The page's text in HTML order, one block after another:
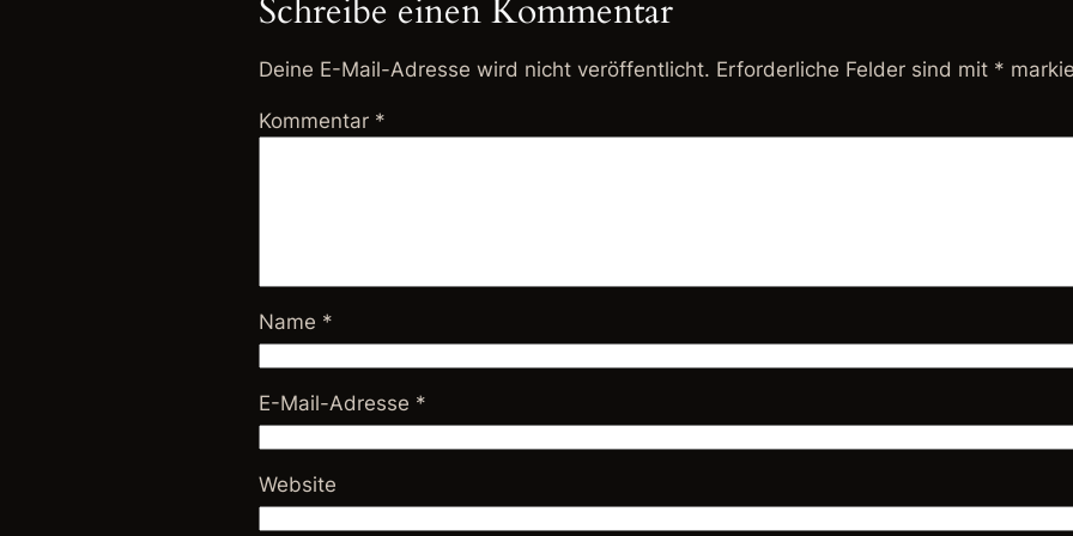
Schreibe einen Kommentar
Deine E-Mail-Adresse wird nicht veröffentlicht. Erforderliche Felder sind mit *
Kommentar *
Name *
E-Mail-Adresse *
Website